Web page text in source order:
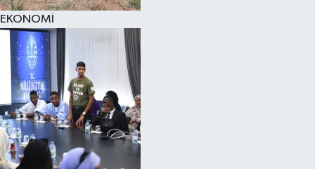
EKONOMİ